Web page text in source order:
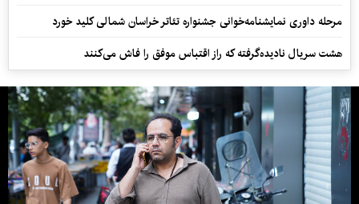
مرحله داوری نمایشنامه‌خوانی جشنواره تئاتر خراسان شمالی کلید خورد
هشت سریال نادیده‌گرفته که راز اقتباس موفق را فاش می‌کنند